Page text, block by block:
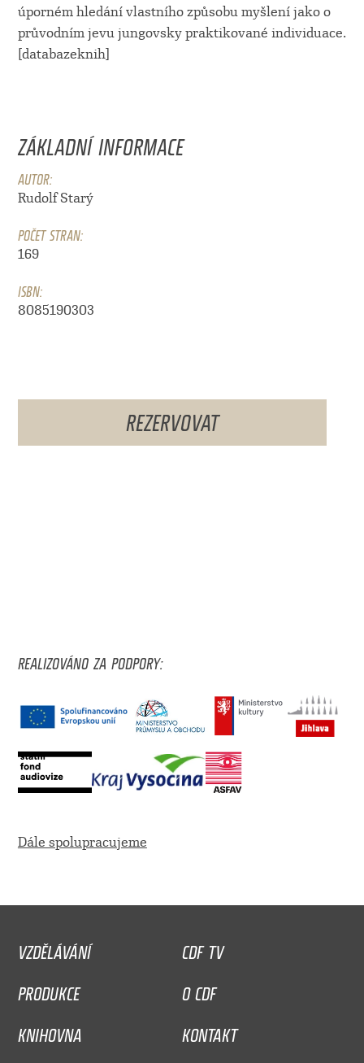
úporném hledání vlastního způsobu myšlení jako o
průvodním jevu jungovsky praktikované individuace.
[databazeknih]
ZÁKLADNÍ INFORMACE
AUTOR:
Rudolf Starý
POČET STRAN:
169
ISBN:
8085190303
REZERVOVAT
REALIZOVÁNO ZA PODPORY:
Dále spolupracujeme
VZDĚLÁVÁNÍ
CDF TV
PRODUKCE
O CDF
KNIHOVNA
KONTAKT